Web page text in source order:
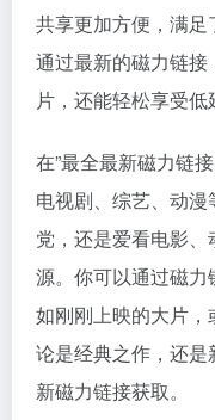
共享更加方便，满
通过最新的磁力链
片，还能轻松享受低
在”最全最新磁力链
电视剧、综艺、动
党，还是爱看电影
源。你可以通过磁
如刚刚上映的大片
论是经典之作，还
新磁力链接获取。